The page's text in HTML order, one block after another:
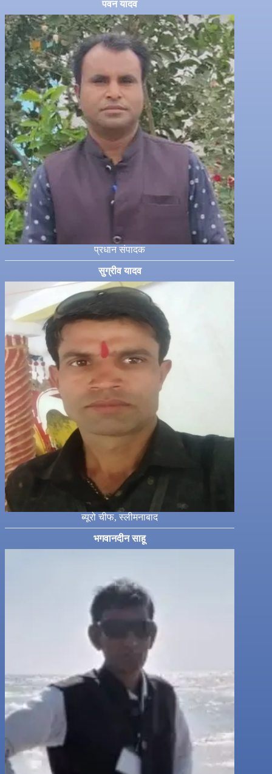
पवन यादव
प्रधान संपादक
सुग्रीव यादव
ब्यूरो चीफ, स्लीमनाबाद
भगवानदीन साहू